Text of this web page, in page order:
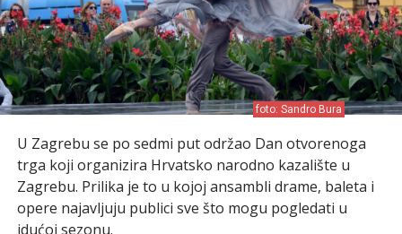
foto: Sandro Bura
U Zagrebu se po sedmi put održao Dan otvorenoga
trga koji organizira Hrvatsko narodno kazalište u
Zagrebu. Prilika je to u kojoj ansambli drame, baleta i
opere najavljuju publici sve što mogu pogledati u
idućoj sezonu.